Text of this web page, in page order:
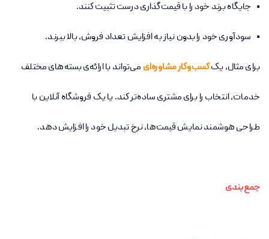
• جایگاه برند خود را با قیمت‌گذاری درست تثبیت کنند.
• سودآوری خود را بدون نیاز به افزایش تعداد فروش، بالا ببرند.
برای مثال، یککسب‌وکار مشاوره‌ای می‌تواند با ارائه‌ی بسته‌های مختلف
خدمات، انتخاب را برای مشتری ساده‌تر کند. یا یک فروشگاه آنلاین با
طراحی هوشمند نمایش قیمت‌ها، نرخ تبدیل خود را افزایش دهد.
جمع‌بندی